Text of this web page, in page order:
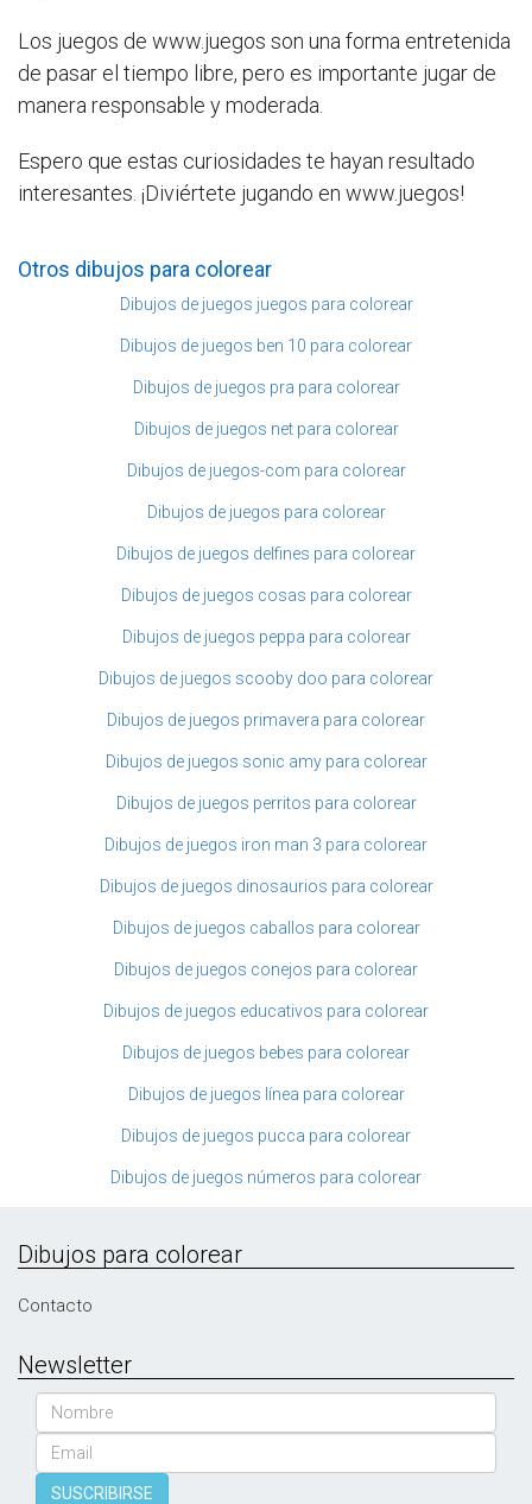
Los juegos de www.juegos son una forma entretenida
de pasar el tiempo libre, pero es importante jugar de
manera responsable y moderada.
Espero que estas curiosidades te hayan resultado
interesantes. ¡Diviértete jugando en www.juegos!
Otros dibujos para colorear
Dibujos de juegos juegos para colorear
Dibujos de juegos ben 10 para colorear
Dibujos de juegos pra para colorear
Dibujos de juegos net para colorear
Dibujos de juegos-com para colorear
Dibujos de juegos para colorear
Dibujos de juegos delfines para colorear
Dibujos de juegos cosas para colorear
Dibujos de juegos peppa para colorear
Dibujos de juegos scooby doo para colorear
Dibujos de juegos primavera para colorear
Dibujos de juegos sonic amy para colorear
Dibujos de juegos perritos para colorear
Dibujos de juegos iron man 3 para colorear
Dibujos de juegos dinosaurios para colorear
Dibujos de juegos caballos para colorear
Dibujos de juegos conejos para colorear
Dibujos de juegos educativos para colorear
Dibujos de juegos bebes para colorear
Dibujos de juegos línea para colorear
Dibujos de juegos pucca para colorear
Dibujos de juegos números para colorear
Dibujos para colorear
Contacto
Newsletter
Nombre
Email
SUSCRIBIRSE